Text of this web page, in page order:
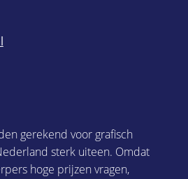
gerekend voor grafisch
sterk uiteen. Omdat
hoge prijzen vragen,